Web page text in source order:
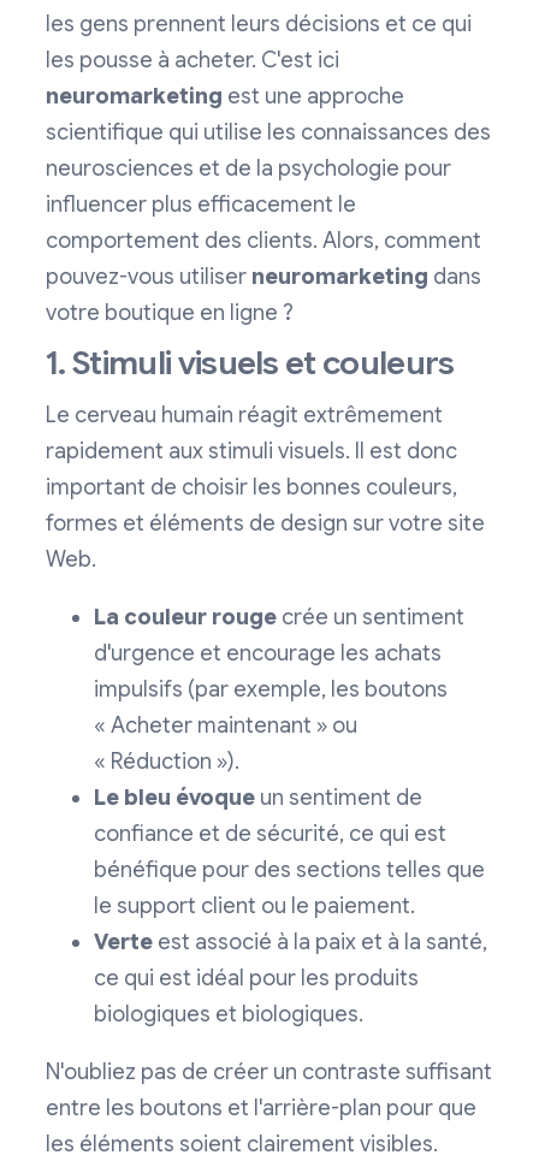
les gens prennent leurs décisions et ce qui
les pousse à acheter. C'est ici
neuromarketing est une approche
scientifique qui utilise les connaissances des
neurosciences et de la psychologie pour
influencer plus efficacement le
comportement des clients. Alors, comment
pouvez-vous utiliser neuromarketing dans
votre boutique en ligne ?
1. Stimuli visuels et couleurs
Le cerveau humain réagit extrêmement
rapidement aux stimuli visuels. Il est donc
important de choisir les bonnes couleurs,
formes et éléments de design sur votre site
Web.
La couleur rouge crée un sentiment
d'urgence et encourage les achats
impulsifs (par exemple, les boutons
« Acheter maintenant » ou
« Réduction »).
Le bleu évoque un sentiment de
confiance et de sécurité, ce qui est
bénéfique pour des sections telles que
le support client ou le paiement.
Verte est associé à la paix et à la santé,
ce qui est idéal pour les produits
biologiques et biologiques.
N'oubliez pas de créer un contraste suffisant
entre les boutons et l'arrière-plan pour que
les éléments soient clairement visibles.